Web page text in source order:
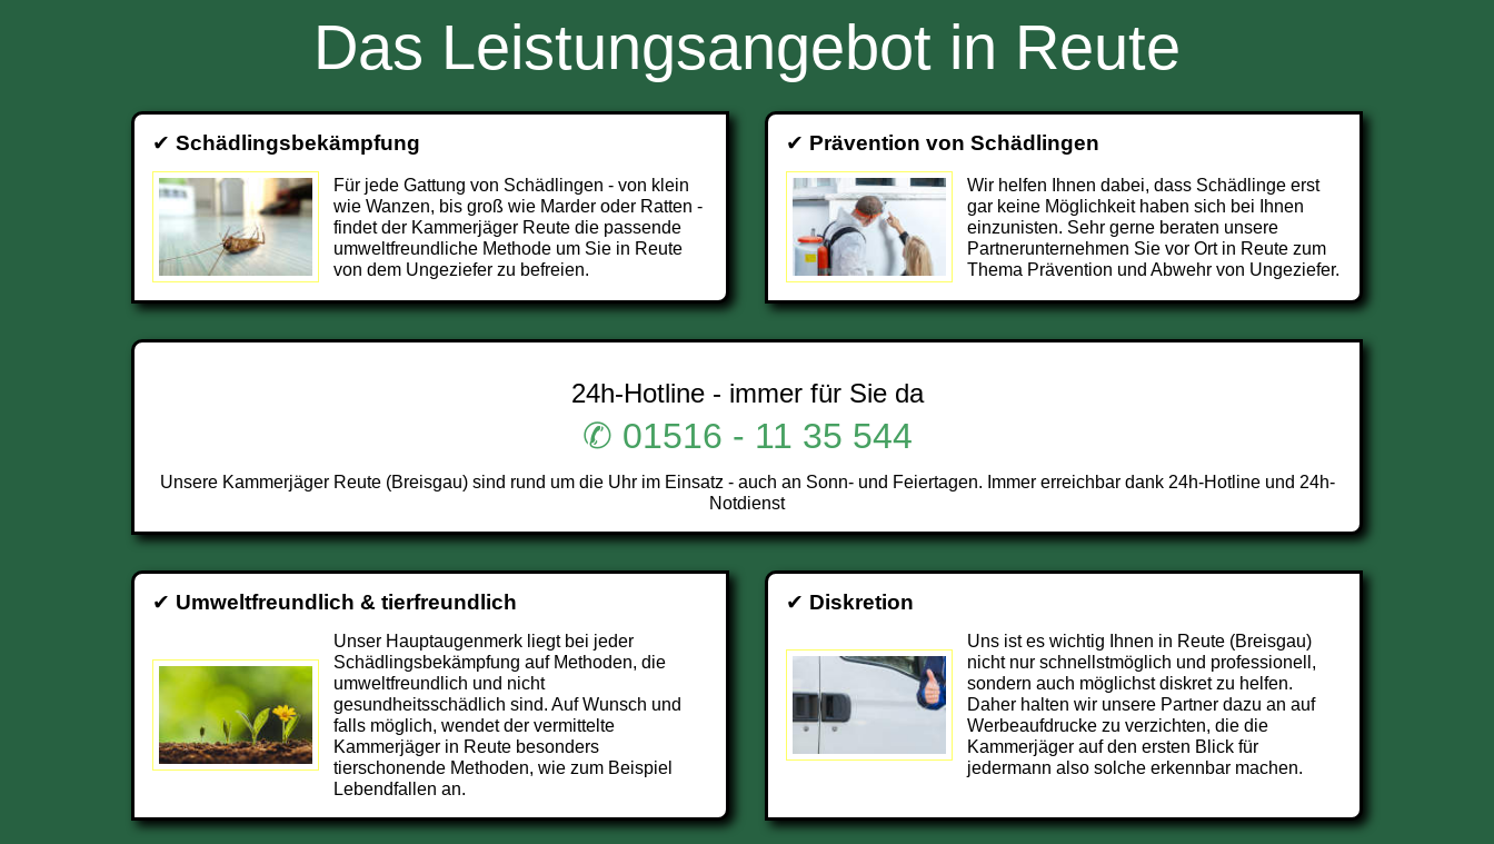
Das Leistungsangebot in Reute
✔ Schädlingsbekämpfung
Für jede Gattung von Schädlingen - von klein
wie Wanzen, bis groß wie Marder oder Ratten -
findet der Kammerjäger Reute die passende
umweltfreundliche Methode um Sie in Reute
von dem Ungeziefer zu befreien.
✔ Prävention von Schädlingen
Wir helfen Ihnen dabei, dass Schädlinge erst
gar keine Möglichkeit haben sich bei Ihnen
einzunisten. Sehr gerne beraten unsere
Partnerunternehmen Sie vor Ort in Reute zum
Thema Prävention und Abwehr von Ungeziefer.
24h-Hotline - immer für Sie da
✆ 01516 - 11 35 544
Unsere Kammerjäger Reute (Breisgau) sind rund um die Uhr im Einsatz - auch an Sonn- und Feiertagen. Immer erreichbar dank 24h-Hotline und 24h-
Notdienst
✔ Umweltfreundlich & tierfreundlich
Unser Hauptaugenmerk liegt bei jeder
Schädlingsbekämpfung auf Methoden, die
umweltfreundlich und nicht
gesundheitsschädlich sind. Auf Wunsch und
falls möglich, wendet der vermittelte
Kammerjäger in Reute besonders
tierschonende Methoden, wie zum Beispiel
Lebendfallen an.
✔ Diskretion
Uns ist es wichtig Ihnen in Reute (Breisgau)
nicht nur schnellstmöglich und professionell,
sondern auch möglichst diskret zu helfen.
Daher halten wir unsere Partner dazu an auf
Werbeaufdrucke zu verzichten, die die
Kammerjäger auf den ersten Blick für
jedermann also solche erkennbar machen.